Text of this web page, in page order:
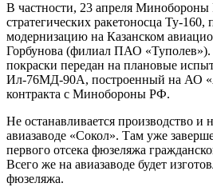
В частности, 23 апреля
стратегических ракетоносца Ту-
модернизацию на Казанском
Горбунова (филиал ПАО «Туполев»).
покраски передан на плановые
Ил-76МД-90А, построенный на АО
контракта с Минобороны РФ.
Не останавливается производство и
авиазаводе «Сокол». Там уже
первого отсека фюзеляжа
Всего же на авиазаводе будет
фюзеляжа.